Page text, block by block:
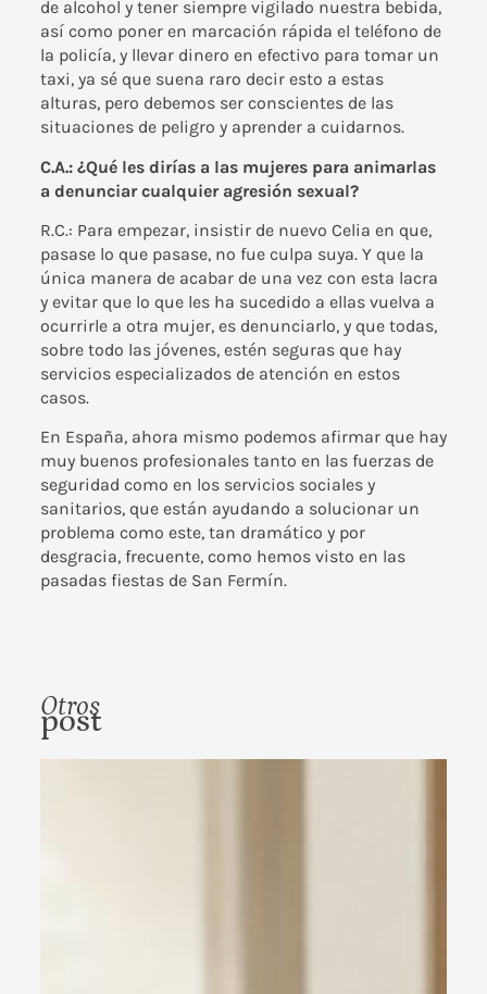
de alcohol y tener siempre vigilado nuestra bebida,
así como poner en marcación rápida el teléfono de
la policía, y llevar dinero en efectivo para tomar un
taxi, ya sé que suena raro decir esto a estas
alturas, pero debemos ser conscientes de las
situaciones de peligro y aprender a cuidarnos.
C.A.: ¿Qué les dirías a las mujeres para animarlas
a denunciar cualquier agresión sexual?
R.C.: Para empezar, insistir de nuevo Celia en que,
pasase lo que pasase, no fue culpa suya. Y que la
única manera de acabar de una vez con esta lacra
y evitar que lo que les ha sucedido a ellas vuelva a
ocurrirle a otra mujer, es denunciarlo, y que todas,
sobre todo las jóvenes, estén seguras que hay
servicios especializados de atención en estos
casos.
En España, ahora mismo podemos afirmar que hay
muy buenos profesionales tanto en las fuerzas de
seguridad como en los servicios sociales y
sanitarios, que están ayudando a solucionar un
problema como este, tan dramático y por
desgracia, frecuente, como hemos visto en las
pasadas fiestas de San Fermín.
Otros
post